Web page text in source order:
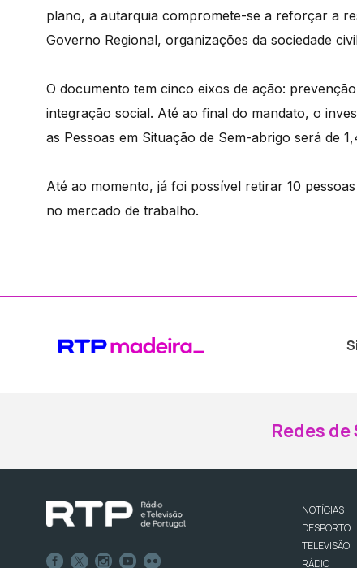
plano, a autarquia compromete-se a reforçar a
Governo Regional, organizações da sociedade
O documento tem cinco eixos de ação:
integração social. Até ao final do mandato, o
as Pessoas em Situação de Sem-abrigo será de
Até ao momento, já foi possível retirar 10
no mercado de trabalho.
Redes
NOTÍCIAS
DESPORTO
TELEVISÃO
RÁDIO